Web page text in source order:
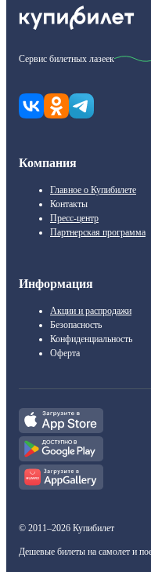
Сервис билетных лазеек
Компания
Главное о Купибилете
Контакты
Пресс-центр
Партнерская программа
Информация
Акции и распродажи
Безопасность
Конфиденциальность
Оферта
© 2011–2026 Купибилет
Дешевые билеты на самолет и